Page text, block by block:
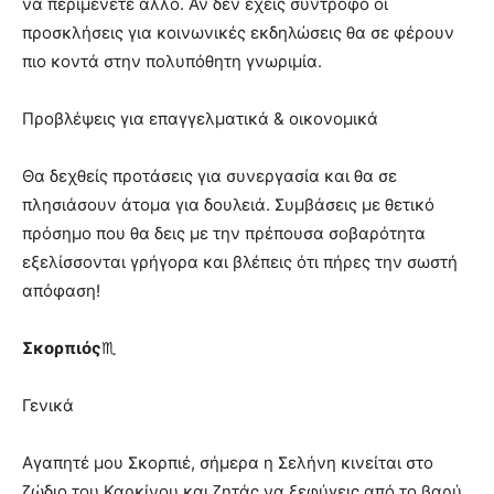
να περιμένετε άλλο. Αν δεν έχεις σύντροφο οι
προσκλήσεις για κοινωνικές εκδηλώσεις θα σε φέρουν
πιο κοντά στην πολυπόθητη γνωριμία.
Προβλέψεις για επαγγελματικά & οικονομικά
Θα δεχθείς προτάσεις για συνεργασία και θα σε
πλησιάσουν άτομα για δουλειά. Συμβάσεις με θετικό
πρόσημο που θα δεις με την πρέπουσα σοβαρότητα
εξελίσσονται γρήγορα και βλέπεις ότι πήρες την σωστή
απόφαση!
Σκορπιός♏
Γενικά
Αγαπητέ μου Σκορπιέ, σήμερα η Σελήνη κινείται στο